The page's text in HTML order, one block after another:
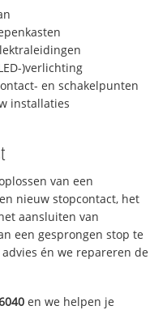
)verlichting
en schakelpunten
installaties
van een
nieuw stopcontact, het
aansluiten van
een gesprongen stop te
én we repareren de
en we helpen je